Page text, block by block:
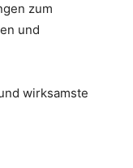
zum
und
wirksamste